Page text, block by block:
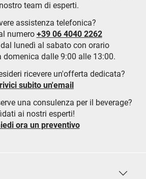
team di esperti.
assistenza telefonica?
numero +39 06 4040 2262
lunedì al sabato con orario
domenica dalle 9:00 alle 13:00.
ricevere un'offerta dedicata?
subito un'email
una consulenza per il beverage?
ai nostri esperti!
ora un preventivo